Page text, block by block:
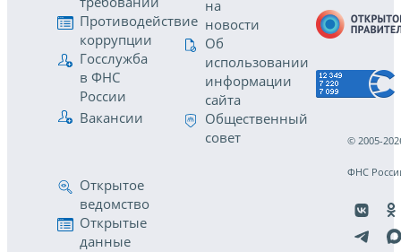
Противодействие
коррупции
Госслужба
в ФНС
России
Вакансии
на
новости
Об
использовании
информации
сайта
Общественный
совет
Открытое
ведомство
Открытые
данные
© 2005-
ФНС